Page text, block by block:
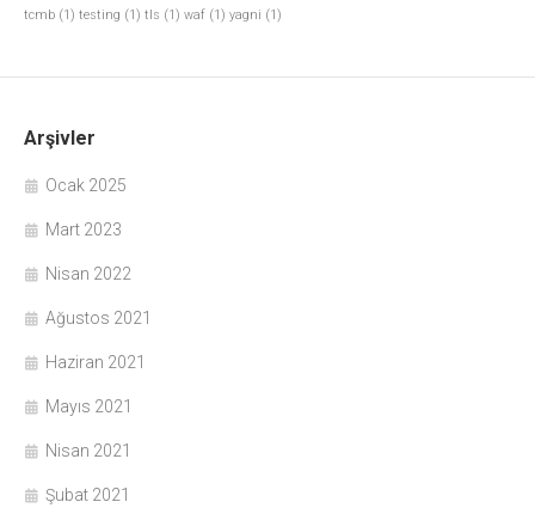
tcmb (1) testing (1) tls (1) waf (1) yagni (1)
Arşivler
Ocak 2025
Mart 2023
Nisan 2022
Ağustos 2021
Haziran 2021
Mayıs 2021
Nisan 2021
Şubat 2021